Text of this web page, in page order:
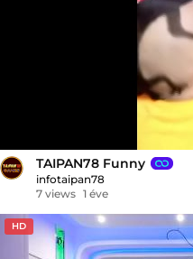
TAIPAN78 Funny
infotaipan78
7 views 1 éve
HD